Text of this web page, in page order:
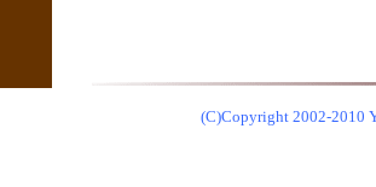
(C)Copyright 2002-2010